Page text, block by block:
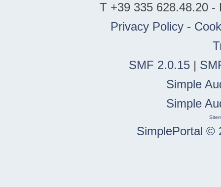
T +39 335 628.48.20 -
Privacy Policy-
SMF 2.0.15|
Simple
Simple
SimplePortal ©